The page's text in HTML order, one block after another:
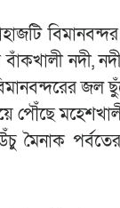
নদী,
জল
পৌঁছে
পর্বতের